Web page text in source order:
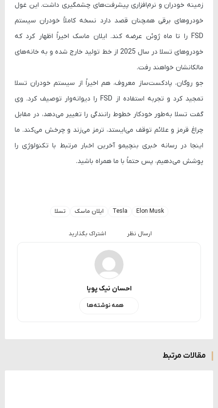
زمینه خودران و نرم‌افزاری پیشرفت‌های چشمگیری داشت. این غول
خودروهای برقی همچنان قصد دارد نسخه کاملاً خودران سیستم
FSD را تا ماه ژوئن عرضه کند. ایلان ماسک اخیراً اظهار کرد که
خودروهای تسلا در سال 2025 از خط تولید خارج شده و به خانه‌های
مالکانشان خواهند رفت.
جو روگان، پادکست‌ساز معروف، هم اخیراً از سیستم خودران تسلا
تمجید کرد و تجربه استفاده از FSD را دیوانه‌وار توصیف کرد. وی
گفت تسلا به‌طور خودکار خطوط رانندگی را تغییر می‌دهد، در مقابل
چراغ قرمز و علائم توقف می‌ایستد، ترمز می‌زند و چرخش می‌کند. ما
اینجا در رسانه خبری بنچیمو آخرین اخبار مرتبط با تکنولوژی را
پوشش می‌دهیم، پس حتماً با ما همراه باشید.
Elon Musk
Tesla ایلان ماسک تسلا
ارسال نظر اشتراک بگذارید
احسان نیک پویا
همه نوشته‌ها
مقالات مرتبط